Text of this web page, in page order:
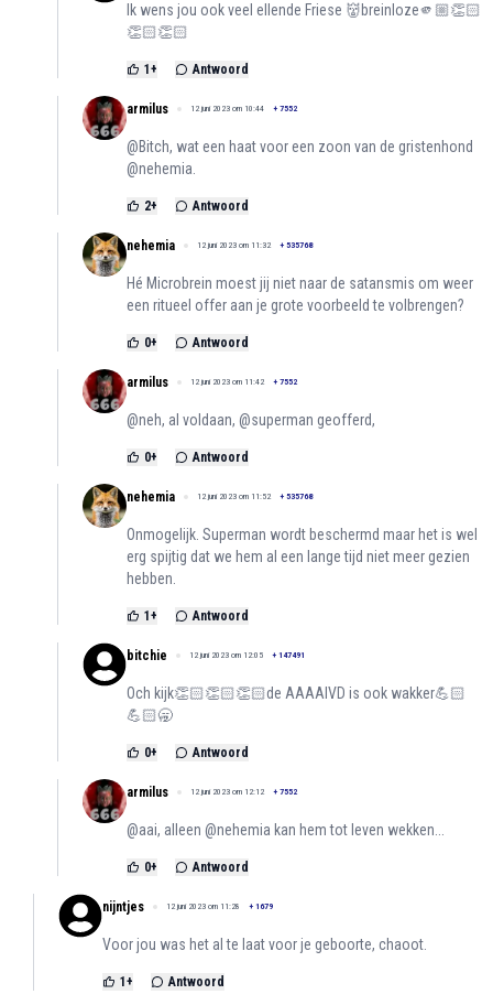
Ik wens jou ook veel ellende Friese 👹breinloze🫵🏼👏🏻
👏🏻👏🏻
1 + Antwoord
armilus 12 juni 2023 om 10:44 + 7552
@Bitch, wat een haat voor een zoon van de gristenhond
@nehemia.
2+ Antwoord
nehemia 12 juni 2023 om 11:32 + 535768
Hé Microbrein moest jij niet naar de satansmis om weer
een ritueel offer aan je grote voorbeeld te volbrengen?
0+ Antwoord
armilus 12 juni 2023 om 11:42 + 7552
@neh, al voldaan, @superman geofferd,
0+ Antwoord
nehemia 12 juni 2023 om 11:52 + 535768
Onmogelijk. Superman wordt beschermd maar het is wel
erg spijtig dat we hem al een lange tijd niet meer gezien
hebben.
1 + Antwoord
bitchie 12 juni 2023 om 12:05 + 147491
Och kijk👏🏻👏🏻👏🏻de AAAAIVD is ook wakker💪🏻
💪🏻🥱
0+ Antwoord
armilus 12 juni 2023 om 12:12 + 7552
@aai, alleen @nehemia kan hem tot leven wekken...
0+ Antwoord
nijntjes 12 juni 2023 om 11:28 + 1679
Voor jou was het al te laat voor je geboorte, chaoot.
1 + Antwoord